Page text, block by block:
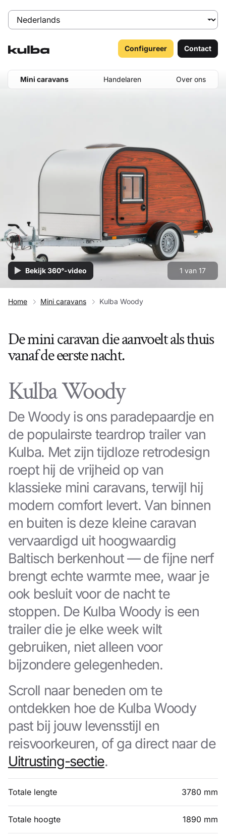
Mini caravans Handelaren Over ons
Configureer Contact
1 van 17
Bekijk 360°-video
Home Mini caravans Kulba Woody
De mini caravan die aanvoelt als thuis
vanaf de eerste nacht.
Kulba Woody
De Woody is ons paradepaardje en
de populairste teardrop trailer van
Kulba. Met zijn tijdloze retrodesign
roept hij de vrijheid op van
klassieke mini caravans, terwijl hij
modern comfort levert. Van binnen
en buiten is deze kleine caravan
vervaardigd uit hoogwaardig
Baltisch berkenhout — de fijne nerf
brengt echte warmte mee, waar je
ook besluit voor de nacht te
stoppen. De Kulba Woody is een
trailer die je elke week wilt
gebruiken, niet alleen voor
bijzondere gelegenheden.
Scroll naar beneden om te
ontdekken hoe de Kulba Woody
past bij jouw levensstijl en
reisvoorkeuren, of ga direct naar de
Uitrusting-sectie.
Totale lengte 3780 mm
Totale hoogte 1890 mm